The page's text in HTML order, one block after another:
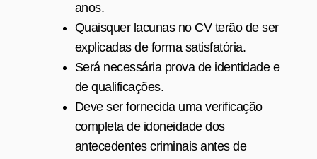
anos.
Quaisquer lacunas no CV terão de ser
explicadas de forma satisfatória.
Será necessária prova de identidade e
de qualificações.
Deve ser fornecida uma verificação
completa de idoneidade dos
antecedentes criminais antes de